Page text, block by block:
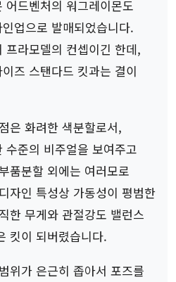
드벤처의 워그레이몬도
업으로 발매되었습니다.
프라모델의 컨셉이긴 한데,
즈 스탠다드 킷과는 결이
은 화려한 색분할로서,
수준의 비주얼을 보여주고
품분할 외에는 여러모로
자인 특성상 가동성이 평범한
한 무게와 관절강도 밸런스
킷이 되버렸습니다.
위가 은근히 좁아서 포즈를